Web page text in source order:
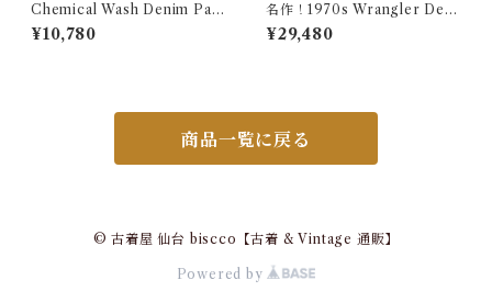
Chemical Wash Denim Pant
s / ケミカル デニム パンツ 古
着
¥10,780
名作！1970s Wrangler Deni
m Wrange Coat / ラングラー
デニム ボア ランチ コート 古
¥29,480
商品一覧に戻る
© 古着屋 仙台 biscco【古着 & Vintage 通販】
Powered by